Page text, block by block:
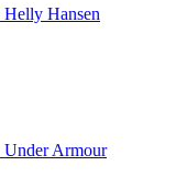
Helly Hansen
Under Armour